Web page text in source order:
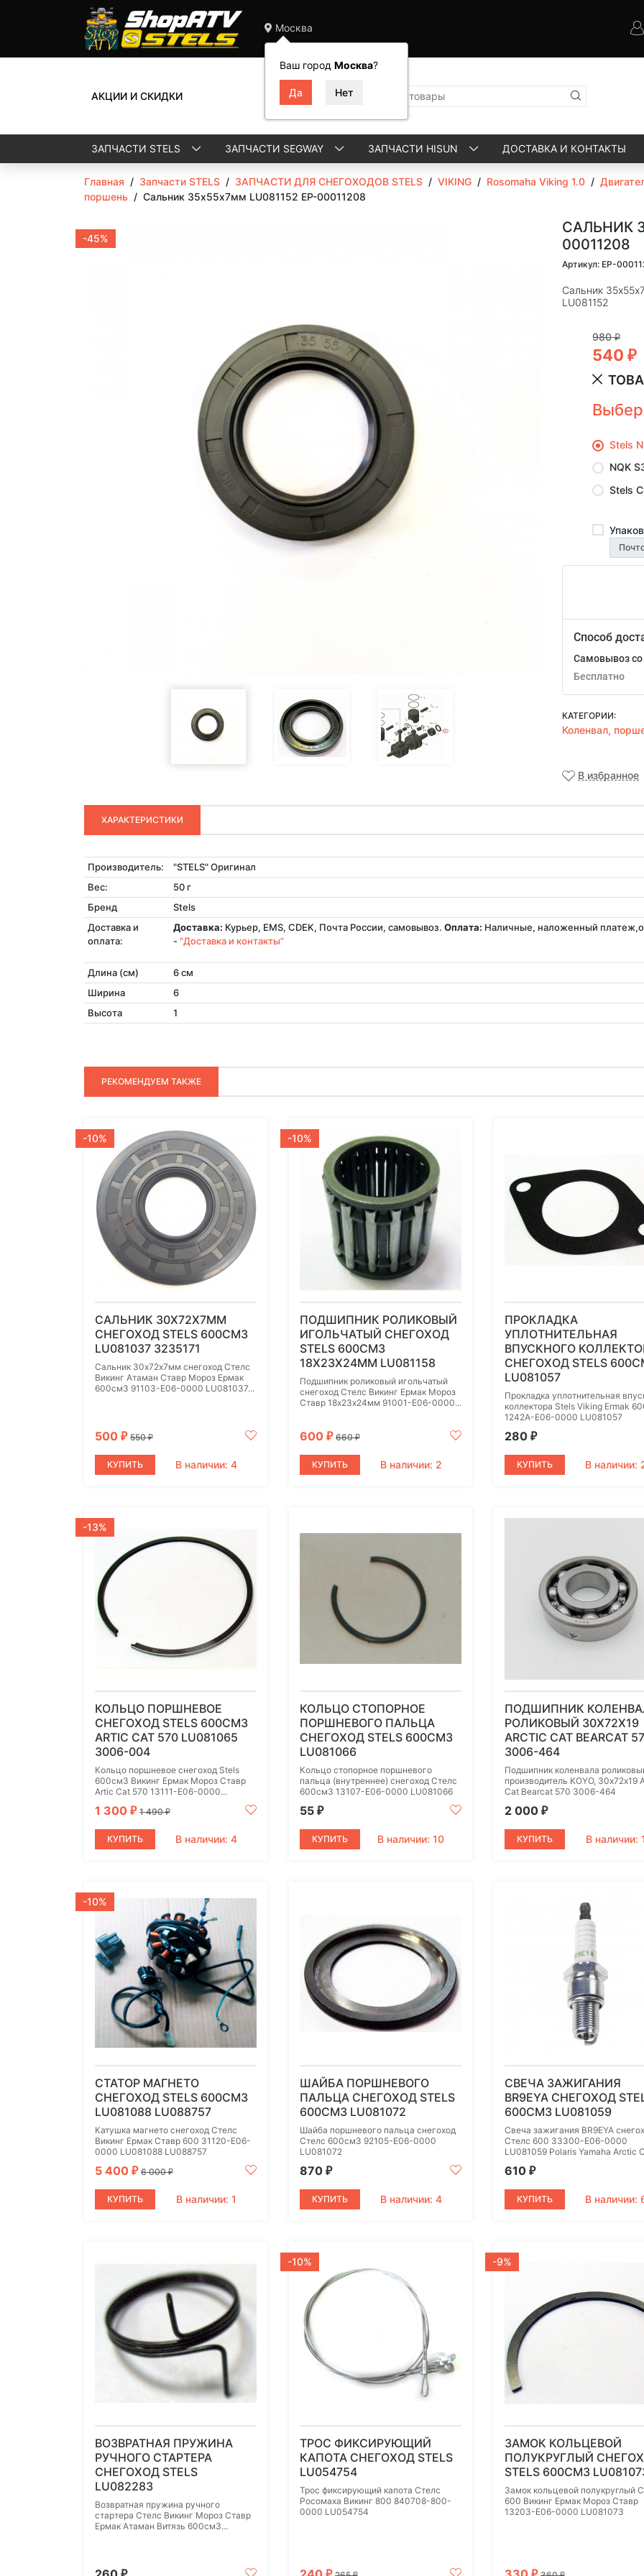
Москва
Ваш город Москва?
АКЦИИ И СКИДКИ
ЗАПЧАСТИ STELS ЗАПЧАСТИ SEGWAY ЗАПЧАСТИ HISUN ДОСТАВКА И КОНТАКТЫ
Главная / Запчасти STELS / ЗАПЧАСТИ ДЛЯ СНЕГОХОДОВ STELS / VIKING / Rosomaha Viking 1.0 /
поршень / Сальник 35х55х7мм LU081152 EP-00011208
-45%
САЛЬНИК
00011208
Артикул: EP-
Сальник
LU081152
980₽
540₽
Stels
NQK
Stels
Способ
Самовывоз со
Бесплатно
КАТЕГОРИИ:
Коленвал,
В избранное
ХАРАКТЕРИСТИКИ
Производитель:
"STELS" Оригинал
Вес:
50 г
Бренд
Stels
Доставка и
оплата:
Доставка: Курьер, EMS, CDEK, Почта России, самовывоз. Оплата: Наличные, наложенный
- "Доставка и контакты"
Длина (см)
6 см
Ширина
6
Высота
1
РЕКОМЕНДУЕМ ТАКЖЕ
-10%
САЛЬНИК 30Х72Х7ММ
СНЕГОХОД STELS 600СМ3
LU081037 3235171
Сальник 30х72х7мм снегоход Стелс
Викинг Атаман Ставр Мороз Ермак
600см3 91103-E06-0000 LU081037...
500 ₽ 550₽
КУПИТЬ В наличии: 4
-10%
ПОДШИПНИК РОЛИКОВЫЙ
ИГОЛЬЧАТЫЙ СНЕГОХОД
STELS 600СМ3
18Х23Х24ММ LU081158
Подшипник роликовый игольчатый
снегоход Стелс Викинг Ермак Мороз
Ставр 18х23х24мм 91001-E06-0000...
600 ₽ 660₽
КУПИТЬ В наличии: 2
ПРОКЛАДКА
УПЛОТНИТЕЛЬНАЯ
ВПУСКНОГО
СНЕГОХОД STELS
LU081057
Прокладка уплотнительная
коллектора Stels Viking Ermak
1242A-E06-0000 LU081057
280 ₽
КУПИТЬ В наличии:
-13%
КОЛЬЦО ПОРШНЕВОЕ
СНЕГОХОД STELS 600СМ3
ARTIC CAT 570 LU081065
3006-004
Кольцо поршневое снегоход Stels
600см3 Викинг Ермак Мороз Ставр
Artic Cat 570 13111-E06-0000...
1 300 ₽ 1 490₽
КУПИТЬ В наличии: 4
КОЛЬЦО СТОПОРНОЕ
ПОРШНЕВОГО ПАЛЬЦА
СНЕГОХОД STELS 600СМ3
LU081066
Кольцо стопорное поршневого
пальца (внутреннее) снегоход Стелс
600см3 13107-E06-0000 LU081066
55 ₽
КУПИТЬ В наличии: 10
ПОДШИПНИК
РОЛИКОВЫЙ 30Х72Х19
ARCTIC CAT BEARCAT
3006-464
Подшипник коленвала
производитель KOYO, 30х72х19
Cat Bearcat 570 3006-464
2 000 ₽
КУПИТЬ В наличии:
-10%
СТАТОР МАГНЕТО
СНЕГОХОД STELS 600СМ3
LU081088 LU088757
Катушка магнето снегоход Стелс
Викинг Ермак Ставр 600 31120-E06-
0000 LU081088 LU088757
5 400 ₽ 6 000₽
КУПИТЬ В наличии: 1
ШАЙБА ПОРШНЕВОГО
ПАЛЬЦА СНЕГОХОД STELS
600СМ3 LU081072
Шайба поршневого пальца снегоход
Стелс 600см3 92105-E06-0000
LU081072
870 ₽
КУПИТЬ В наличии: 4
СВЕЧА ЗАЖИГАНИЯ
BR9EYA СНЕГОХОД
600СМ3 LU081059
Свеча зажигания BR9EYA
Стелс 600 33300-E06-0000
LU081059 Polaris Yamaha Arctic
610 ₽
КУПИТЬ В наличии:
ВОЗВРАТНАЯ ПРУЖИНА
РУЧНОГО СТАРТЕРА
СНЕГОХОД STELS
LU082283
Возвратная пружина ручного
стартера Стелс Викинг Мороз Ставр
Ермак Атаман Витязь 600см3...
-10%
ТРОС ФИКСИРУЮЩИЙ
КАПОТА СНЕГОХОД STELS
LU054754
Трос фиксирующий капота Стелс
Росомаха Викинг 800 840708-800-
0000 LU054754
-9%
ЗАМОК КОЛЬЦЕВОЙ
ПОЛУКРУГЛЫЙ
STELS 600СМ3
Замок кольцевой полукруглый
600 Викинг Ермак Мороз Ставр
13203-E06-0000 LU081073